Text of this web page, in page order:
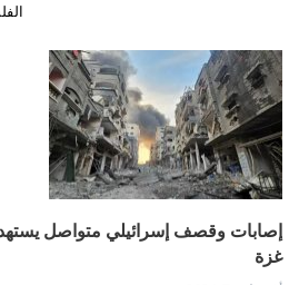
إصابات وقصف إسرائيلي متواصل
غزة